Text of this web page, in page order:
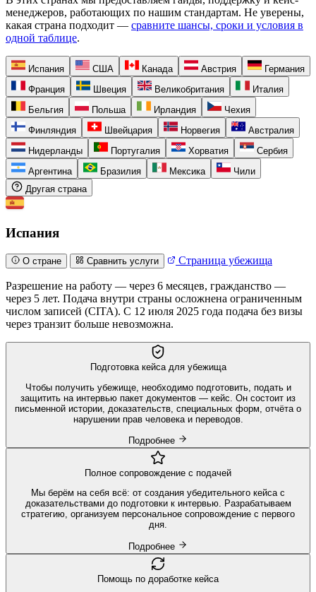
менеджеров, работающих по нашим стандартам. Не уверены,
какая страна подходит — сравните шансы, сроки и условия в
одной таблице.
Испания США Канада Австрия
Германия
Франция
Швеция Великобритания
Италия
Бельгия
Польша Ирландия
Чехия
Финляндия
Швейцария Норвегия
Австралия
Нидерланды
Португалия Хорватия
Сербия
Аргентина
Бразилия Мексика
Чили
Другая страна
Испания
О стране Сравнить услуги Страница убежища
Разрешение на работу — через 6 месяцев, гражданство —
через 5 лет. Подача внутри страны осложнена ограниченным
числом записей (CITA). С 12 июля 2025 года подача без визы
через транзит больше невозможна.
Подготовка кейса для убежища
Чтобы получить убежище, необходимо подготовить, подать и
защитить на интервью пакет документов — кейс. Он состоит из
письменной истории, доказательств, специальных форм, отчёта о
нарушении прав человека и переводов.
Подробнее
Полное сопровождение с подачей
Мы берём на себя всё: от создания убедительного кейса с
доказательствами до подготовки к интервью. Разрабатываем
стратегию, организуем персональное сопровождение с первого
дня.
Подробнее
Помощь по доработке кейса